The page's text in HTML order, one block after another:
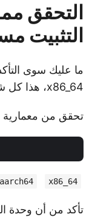
التحقق
التثبيت
x86_64، هذا كل شيء.
تحقق من معمارية
aarch64 x86_64
تأكد من أن وحدة